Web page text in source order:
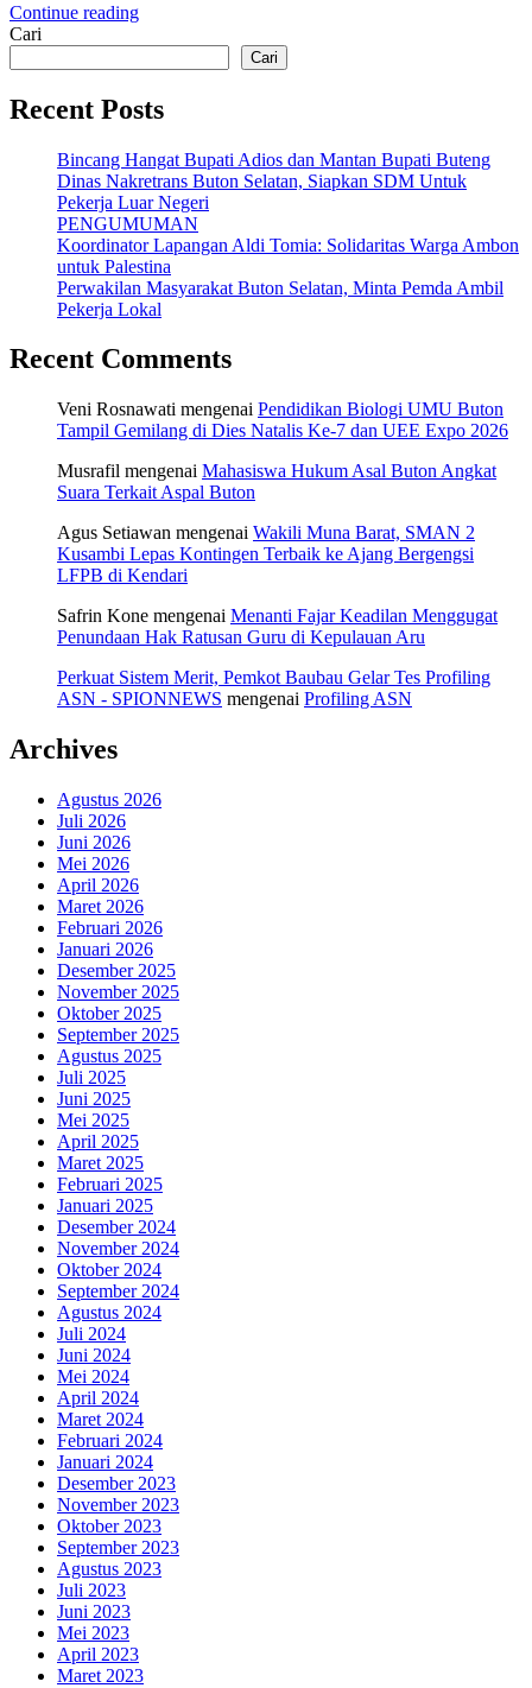
Continue reading
Cari
Cari
Recent Posts
Bincang Hangat Bupati Adios dan Mantan Bupati Buteng
Dinas Nakretrans Buton Selatan, Siapkan SDM Untuk
Pekerja Luar Negeri
PENGUMUMAN
Koordinator Lapangan Aldi Tomia: Solidaritas Warga Ambon
untuk Palestina
Perwakilan Masyarakat Buton Selatan, Minta Pemda Ambil
Pekerja Lokal
Recent Comments
Veni Rosnawati mengenai Pendidikan Biologi UMU Buton
Tampil Gemilang di Dies Natalis Ke-7 dan UEE Expo 2026
Musrafil mengenai Mahasiswa Hukum Asal Buton Angkat
Suara Terkait Aspal Buton
Agus Setiawan mengenai Wakili Muna Barat, SMAN 2
Kusambi Lepas Kontingen Terbaik ke Ajang Bergengsi
LFPB di Kendari
Safrin Kone mengenai Menanti Fajar Keadilan Menggugat
Penundaan Hak Ratusan Guru di Kepulauan Aru
Perkuat Sistem Merit, Pemkot Baubau Gelar Tes Profiling
ASN - SPIONNEWS mengenai Profiling ASN
Archives
Agustus 2026
Juli 2026
Juni 2026
Mei 2026
April 2026
Maret 2026
Februari 2026
Januari 2026
Desember 2025
November 2025
Oktober 2025
September 2025
Agustus 2025
Juli 2025
Juni 2025
Mei 2025
April 2025
Maret 2025
Februari 2025
Januari 2025
Desember 2024
November 2024
Oktober 2024
September 2024
Agustus 2024
Juli 2024
Juni 2024
Mei 2024
April 2024
Maret 2024
Februari 2024
Januari 2024
Desember 2023
November 2023
Oktober 2023
September 2023
Agustus 2023
Juli 2023
Juni 2023
Mei 2023
April 2023
Maret 2023